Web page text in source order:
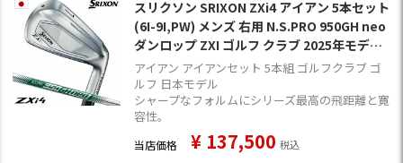
スリクソン SRIXON ZXi4 アイアン 5本セット
(6I-9I,PW) メンズ 右用 N.S.PRO 950GH neo
ダンロップ ZXI ゴルフ クラブ 2025年モデル
日本正規品 2024年11月9日発売
アイアン アイアンセット 5本組 ゴルフクラブ ゴ
ルフ 日本モデル
シャープなフォルムにシリーズ最高の飛距離と寛
容性。
当店価格 ¥ 137,500 税込